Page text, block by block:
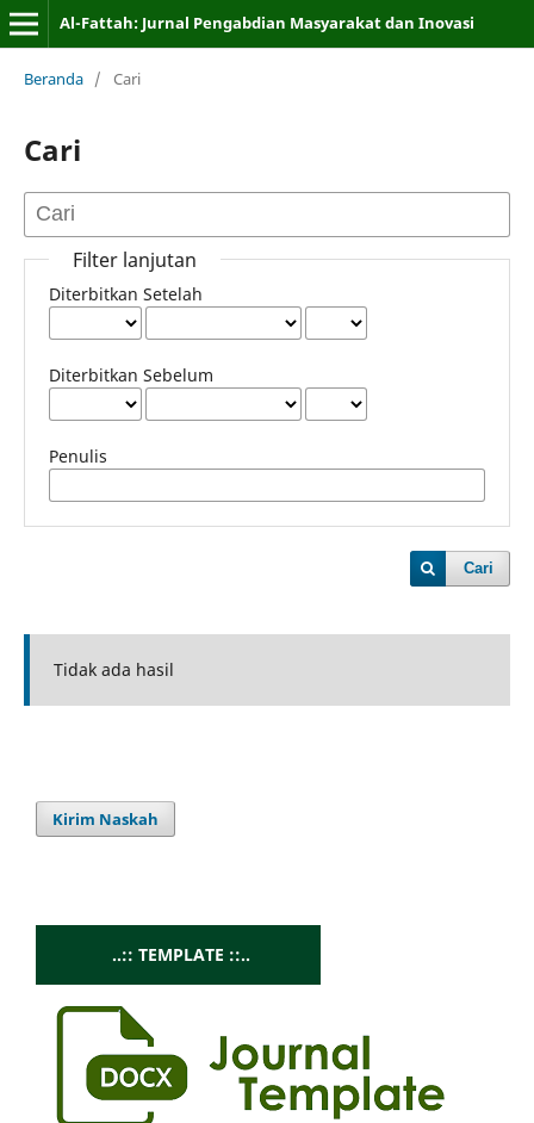
Al-Fattah: Jurnal Pengabdian Masyarakat dan Inovasi
Beranda / Cari
Cari
Filter lanjutan
Diterbitkan Setelah
Diterbitkan Sebelum
Penulis
Cari
Tidak ada hasil
Kirim Naskah
..:: TEMPLATE ::..